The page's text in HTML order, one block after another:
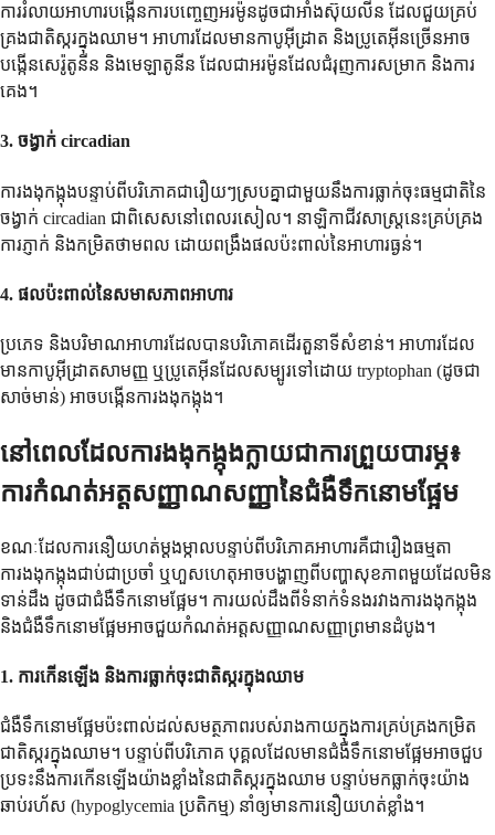
ការរំលាយអាហារបង្កើនការបញ្ចេញអរម៉ូនដូចជាអាំងស៊ុយលីន ដែលជួយគ្រប់
គ្រងជាតិស្ករក្នុងឈាម។ អាហារដែលមានកាបូអ៊ីដ្រាត និងប្រូតេអ៊ីនច្រើនអាច
បង្កើនសេរ៉ូតូនីន និងមេឡាតូនីន ដែលជាអរម៉ូនដែលជំរុញការសម្រាក និងការ
គេង។
3. ចង្វាក់ circadian
ការងងុកង្កុងបន្ទាប់ពីបរិភោគជារឿយៗស្របគ្នាជាមួយនឹងការធ្លាក់ចុះធម្មជាតិនៃ
ចង្វាក់ circadian ជាពិសេសនៅពេលរសៀល។ នាឡិកាជីវសាស្ត្រនេះគ្រប់គ្រង
ការភ្ញាក់ និងកម្រិតថាមពល ដោយពង្រឹងផលប៉ះពាល់នៃអាហារធ្ងន់។
4. ផលប៉ះពាល់នៃសមាសភាពអាហារ
ប្រភេទ និងបរិមាណអាហារដែលបានបរិភោគដើរតួនាទីសំខាន់។ អាហារដែល
មានកាបូអ៊ីដ្រាតសាមញ្ញ ឬប្រូតេអ៊ីនដែលសម្បូរទៅដោយ tryptophan (ដូចជា
សាច់មាន់) អាចបង្កើនការងងុកង្កុង។
នៅពេលដែលការងងុកង្កុងក្លាយជាការព្រួយបារម្ភ៖
ការកំណត់អត្តសញ្ញាណសញ្ញានៃជំងឺទឹកនោមផ្អែម
ខណៈដែលការនឿយហត់ម្តងម្កាលបន្ទាប់ពីបរិភោគអាហារគឺជារឿងធម្មតា
ការងងុកង្កុងជាប់ជាប្រចាំ ឬហួសហេតុអាចបង្ហាញពីបញ្ហាសុខភាពមួយដែលមិន
ទាន់ដឹង ដូចជាជំងឺទឹកនោមផ្អែម។ ការយល់ដឹងពីទំនាក់ទំនងរវាងការងងុកង្កុង
និងជំងឺទឹកនោមផ្អែមអាចជួយកំណត់អត្តសញ្ញាណសញ្ញាព្រមានដំបូង។
1. ការកើនឡើង និងការធ្លាក់ចុះជាតិស្ករក្នុងឈាម
ជំងឺទឹកនោមផ្អែមប៉ះពាល់ដល់សមត្ថភាពរបស់រាងកាយក្នុងការគ្រប់គ្រងកម្រិត
ជាតិស្ករក្នុងឈាម។ បន្ទាប់ពីបរិភោគ បុគ្គលដែលមានជំងឺទឹកនោមផ្អែមអាចជួប
ប្រទះនឹងការកើនឡើងយ៉ាងខ្លាំងនៃជាតិស្ករក្នុងឈាម បន្ទាប់មកធ្លាក់ចុះយ៉ាង
ឆាប់រហ័ស (hypoglycemia ប្រតិកម្ម) នាំឲ្យមានការនឿយហត់ខ្លាំង។